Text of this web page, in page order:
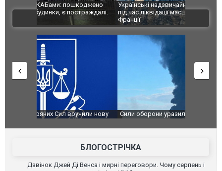
Українські надзвичайники врятували козуленя
під час ліквідації масштабної лісової пожежі у
СБУ за
Болгарії
ВІДЕО
Сили оборони уразили Ярославський НПЗ:
атаку. ВІДЕО
Неймар
БЛОГОСТРІЧКА
Дзвінок Джей Ді Венса і мирні переговори. Чому серпень і